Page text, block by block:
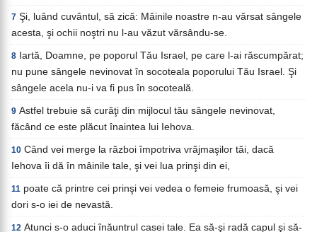
7 Şi, luând cuvântul, să zică: Mâinile noastre n-au vărsat sângele
acesta, şi ochii noştri nu l-au văzut vărsându-se.
8 Iartă, Doamne, pe poporul Tău Israel, pe care l-ai răscumpărat;
nu pune sângele nevinovat în socoteala poporului Tău Israel. Şi
sângele acela nu-i va fi pus în socoteală.
9 Astfel trebuie să curăţi din mijlocul tău sângele nevinovat,
făcând ce este plăcut înaintea lui Iehova.
10 Când vei merge la război împotriva vrăjmaşilor tăi, dacă
Iehova îi dă în mâinile tale, şi vei lua prinşi din ei,
11 poate că printre cei prinşi vei vedea o femeie frumoasă, şi vei
dori s-o iei de nevastă.
12 Atunci s-o aduci înăuntrul casei tale. Ea să-şi radă capul şi să-